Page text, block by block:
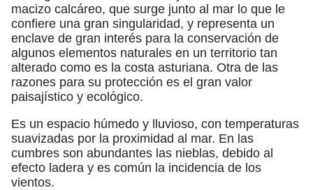
macizo calcáreo, que surge junto al mar lo que le
confiere una gran singularidad, y representa un
enclave de gran interés para la conservación de
algunos elementos naturales en un territorio tan
alterado como es la costa asturiana. Otra de las
razones para su protección es el gran valor
paisajístico y ecológico.
Es un espacio húmedo y lluvioso, con temperaturas
suavizadas por la proximidad al mar. En las
cumbres son abundantes las nieblas, debido al
efecto ladera y es común la incidencia de los
vientos.